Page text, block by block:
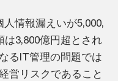
情報漏えいが5,000,
は3,800億円超とされ
るIT管理の問題では
営リスクであること